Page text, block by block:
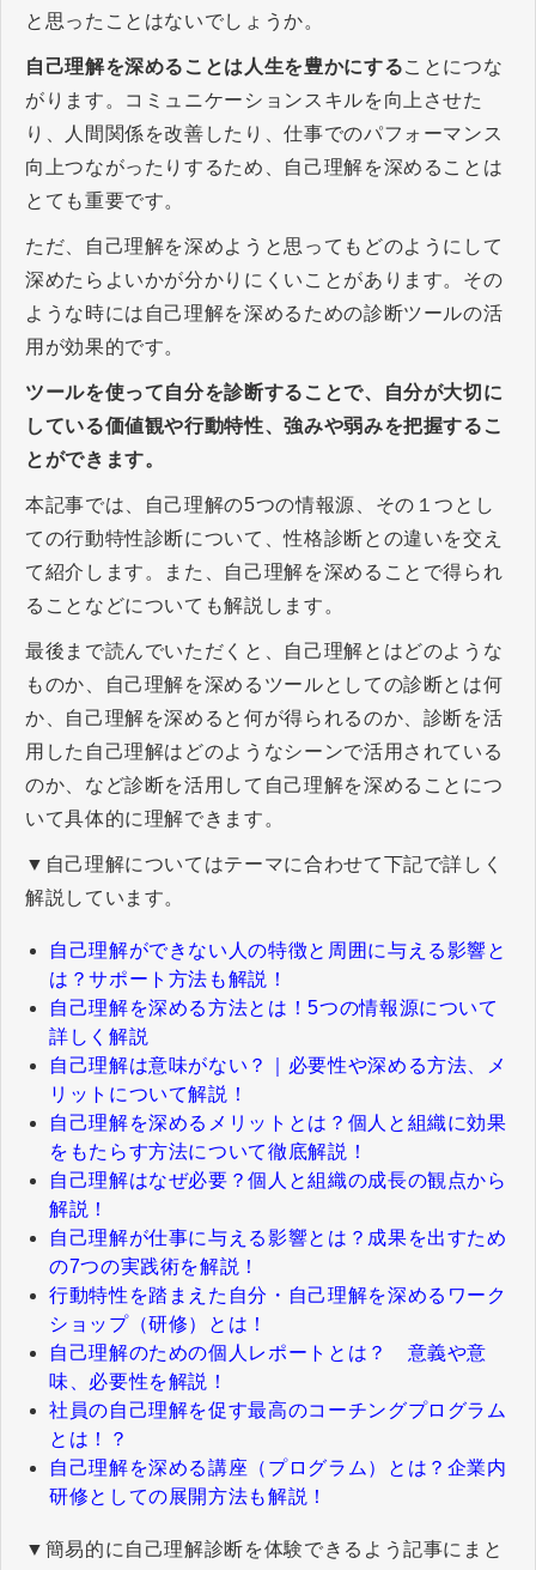
と思ったことはないでしょうか。
自己理解を深めることは人生を豊かにすることにつな
がります。コミュニケーションスキルを向上させた
り、人間関係を改善したり、仕事でのパフォーマンス
向上つながったりするため、自己理解を深めることは
とても重要です。
ただ、自己理解を深めようと思ってもどのようにして
深めたらよいかが分かりにくいことがあります。その
ような時には自己理解を深めるための診断ツールの活
用が効果的です。
ツールを使って自分を診断することで、自分が大切に
している価値観や行動特性、強みや弱みを把握するこ
とができます。
本記事では、自己理解の5つの情報源、その１つとし
ての行動特性診断について、性格診断との違いを交え
て紹介します。また、自己理解を深めることで得られ
ることなどについても解説します。
最後まで読んでいただくと、自己理解とはどのような
ものか、自己理解を深めるツールとしての診断とは何
か、自己理解を深めると何が得られるのか、診断を活
用した自己理解はどのようなシーンで活用されている
のか、など診断を活用して自己理解を深めることにつ
いて具体的に理解できます。
▼自己理解についてはテーマに合わせて下記で詳しく
解説しています。
自己理解ができない人の特徴と周囲に与える影響と
は？サポート方法も解説！
自己理解を深める方法とは！5つの情報源について
詳しく解説
自己理解は意味がない？｜必要性や深める方法、メ
リットについて解説！
自己理解を深めるメリットとは？個人と組織に効果
をもたらす方法について徹底解説！
自己理解はなぜ必要？個人と組織の成長の観点から
解説！
自己理解が仕事に与える影響とは？成果を出すため
の7つの実践術を解説！
行動特性を踏まえた自分・自己理解を深めるワーク
ショップ（研修）とは！
自己理解のための個人レポートとは？ 意義や意
味、必要性を解説！
社員の自己理解を促す最高のコーチングプログラム
とは！？
自己理解を深める講座（プログラム）とは？企業内
研修としての展開方法も解説！
▼簡易的に自己理解診断を体験できるよう記事にまと